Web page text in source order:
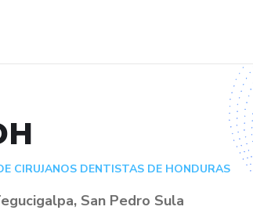
CIRUJANOS DENTISTAS DE HONDURAS
San Pedro Sula